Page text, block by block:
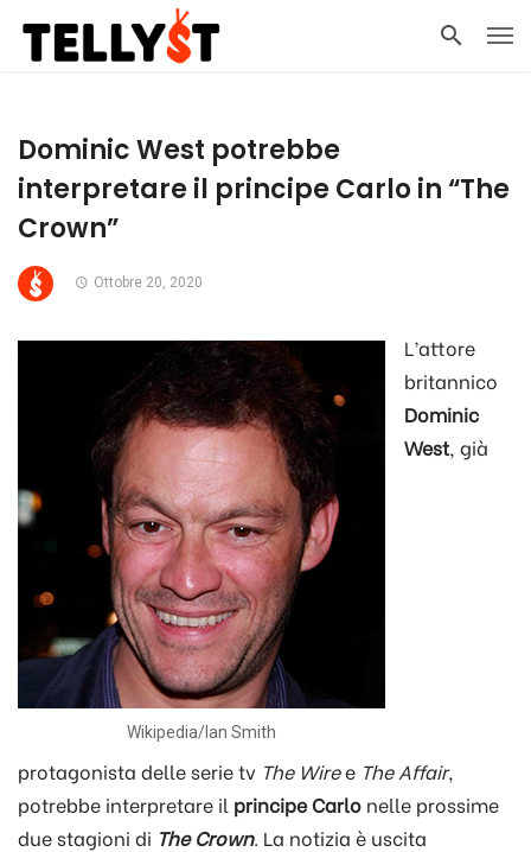
Dominic West potrebbe
interpretare il principe Carlo in “The
Crown”
Ottobre 20, 2020
Wikipedia/Ian Smith
L’attore
britannico
Dominic
West, già
protagonista delle serie tv The Wiree The Affair,
potrebbe interpretare il principe Carlo nelle prossime
due stagioni di The Crown. La notizia è uscita